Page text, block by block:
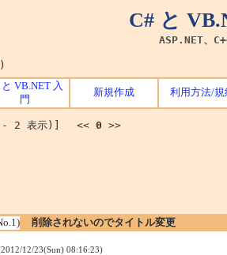
C# と
ASP.NET、
と VB.NET 入
門
新規作成 利用方法/規
- 2 表示)] << 0 >>
削除されないのでタイトル変更
12/23(Sun) 08:16:23)